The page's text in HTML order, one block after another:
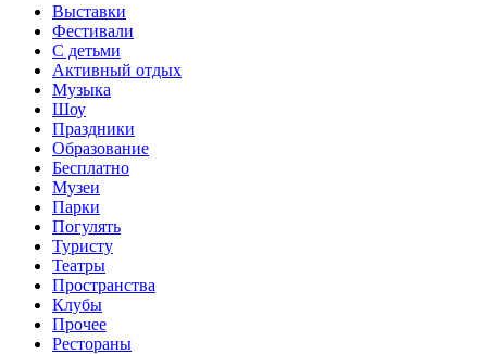
Выставки
Фестивали
С детьми
Активный отдых
Музыка
Шоу
Праздники
Образование
Бесплатно
Музеи
Парки
Погулять
Туристу
Театры
Пространства
Клубы
Прочее
Рестораны